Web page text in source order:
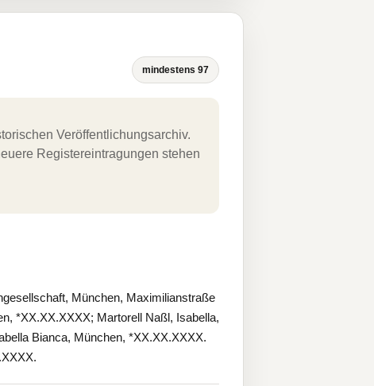
mindestens 97
Veröffentlichungsarchiv.
Registereintragungen stehen
München, Maximilianstraße
*XX.XX.XXXX; Martorell Naßl, Isabella,
Bianca, München, *XX.XX.XXXX.